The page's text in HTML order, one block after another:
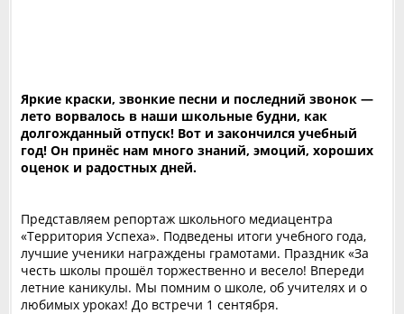
Яркие краски, звонкие песни и последний звонок —
лето ворвалось в наши школьные будни, как
долгожданный отпуск! Вот и закончился учебный
год! Он принёс нам много знаний, эмоций, хороших
оценок и радостных дней.
Представляем репортаж школьного медиацентра
«Территория Успеха». Подведены итоги учебного года,
лучшие ученики награждены грамотами. Праздник «За
честь школы прошёл торжественно и весело! Впереди
летние каникулы. Мы помним о школе, об учителях и о
любимых уроках! До встречи 1 сентября.